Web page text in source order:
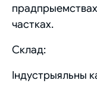
частках.
Склад:
Індустрыяльны